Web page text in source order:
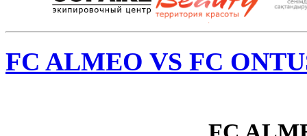
FC ALMEO VS FC